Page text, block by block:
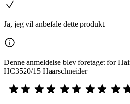
Ja, jeg vil anbefale dette produkt.
Denne anmeldelse blev foretaget for
HC3520/15 Haarschneider